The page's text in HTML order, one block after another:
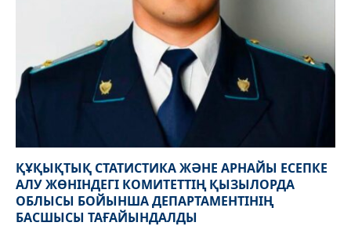
ҚҰҚЫҚТЫҚ СТАТИСТИКА ЖӘНЕ АРНАЙЫ ЕСЕПКЕ
АЛУ ЖӨНІНДЕГІ КОМИТЕТТІҢ ҚЫЗЫЛОРДА
ОБЛЫСЫ БОЙЫНША ДЕПАРТАМЕНТІНІҢ
БАСШЫСЫ ТАҒАЙЫНДАЛДЫ